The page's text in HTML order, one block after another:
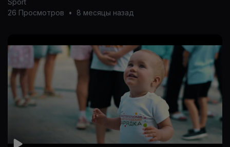
Sport
26 Просмотров
• 8 месяцы назад